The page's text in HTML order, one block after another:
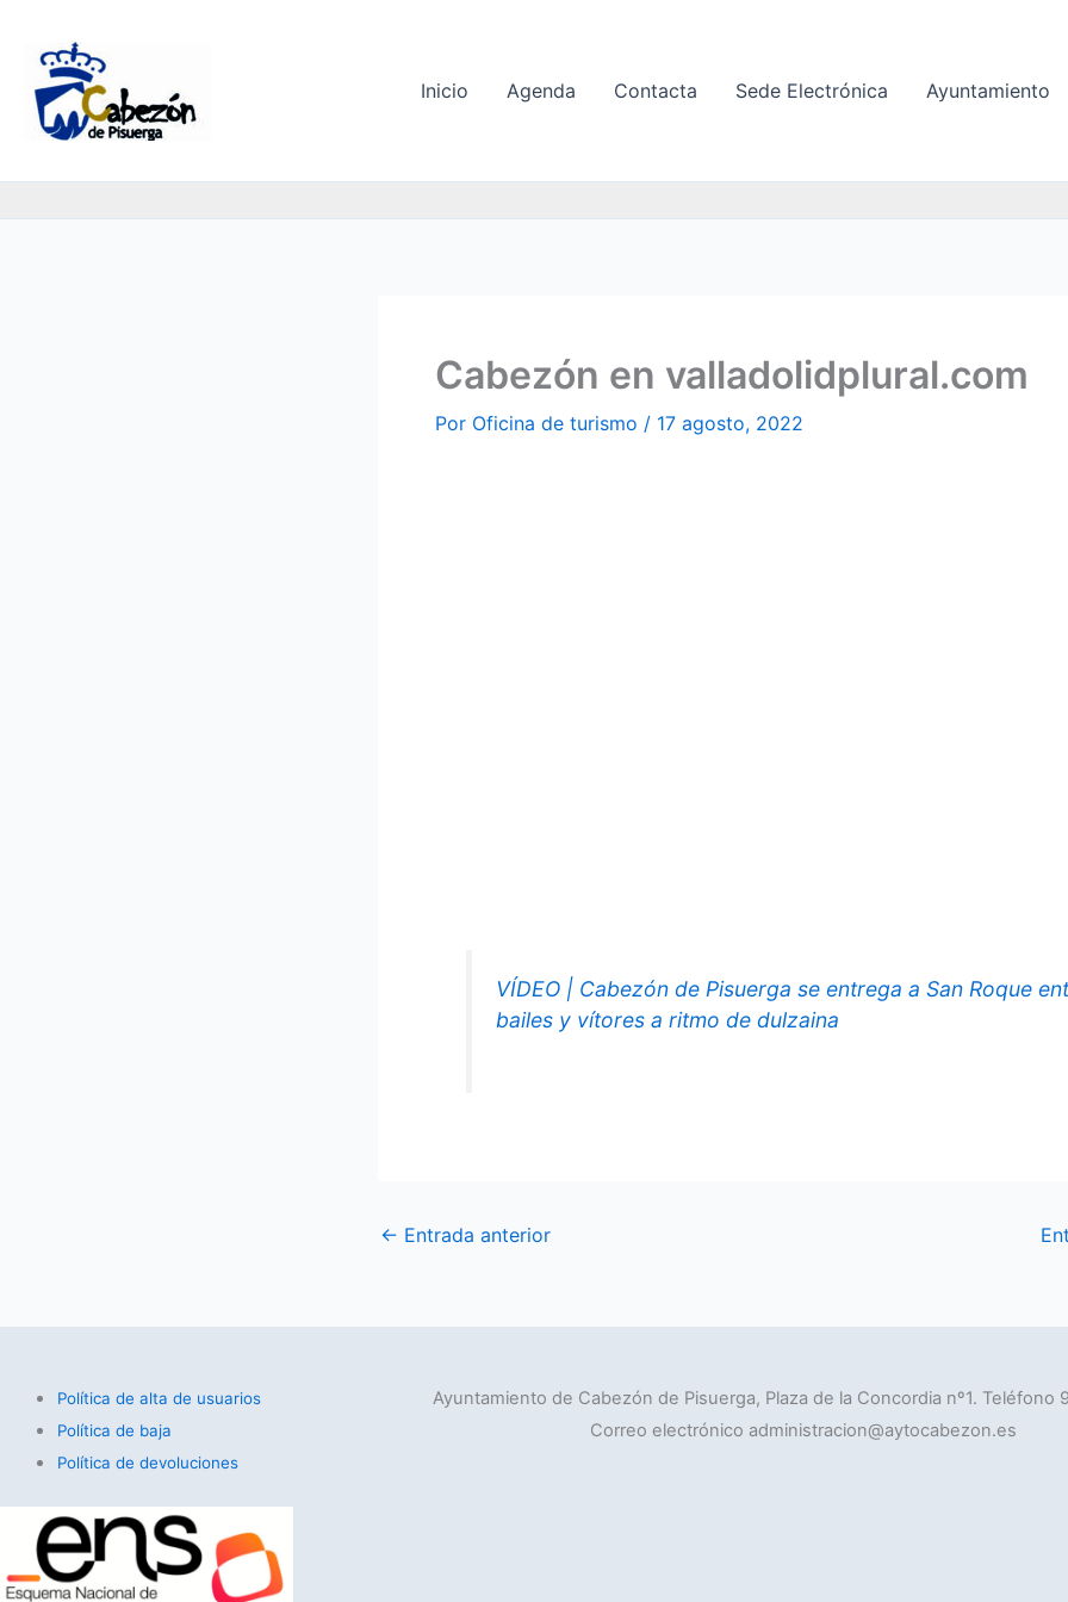
contenido
Inicio Agenda Contacta Sede Electrónica Ayuntamiento
Cabezón en valladolidplural.com
Por Oficina de turismo / 17 agosto, 2022
VÍDEO | Cabezón de Pisuerga se entrega a San Roque
bailes y vítores a ritmo de dulzaina
← Entrada anterior
Política de alta de usuarios
Política de baja
Política de devoluciones
Ayuntamiento de Cabezón de Pisuerga, Plaza de la Concordia nº1. Teléfono
Correo electrónico administracion@aytocabezon.es